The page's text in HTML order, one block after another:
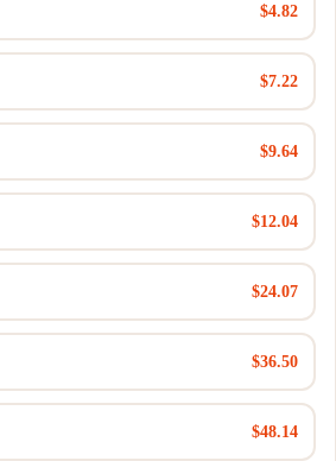
$4.82
$7.22
$9.64
$12.04
$24.07
$36.50
$48.14